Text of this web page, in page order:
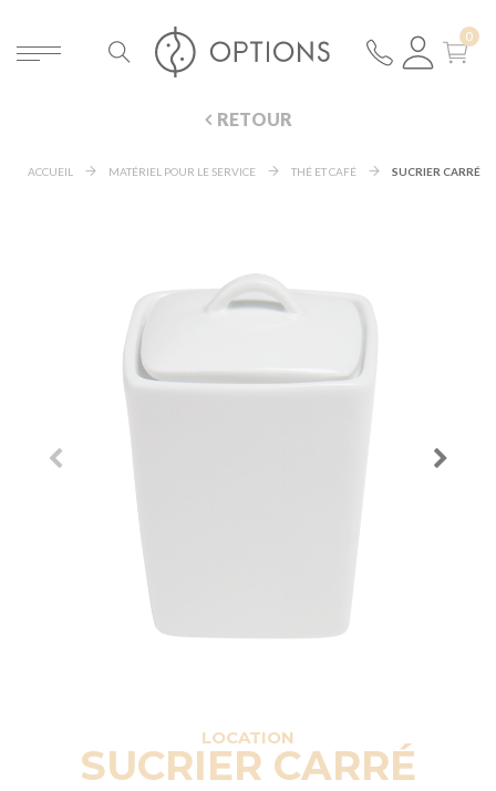
RETOUR
ACCUEIL MATÉRIEL POUR LE SERVICE THÉ ET CAFÉ SUCRIER CARRÉ
LOCATION
SUCRIER CARRÉ